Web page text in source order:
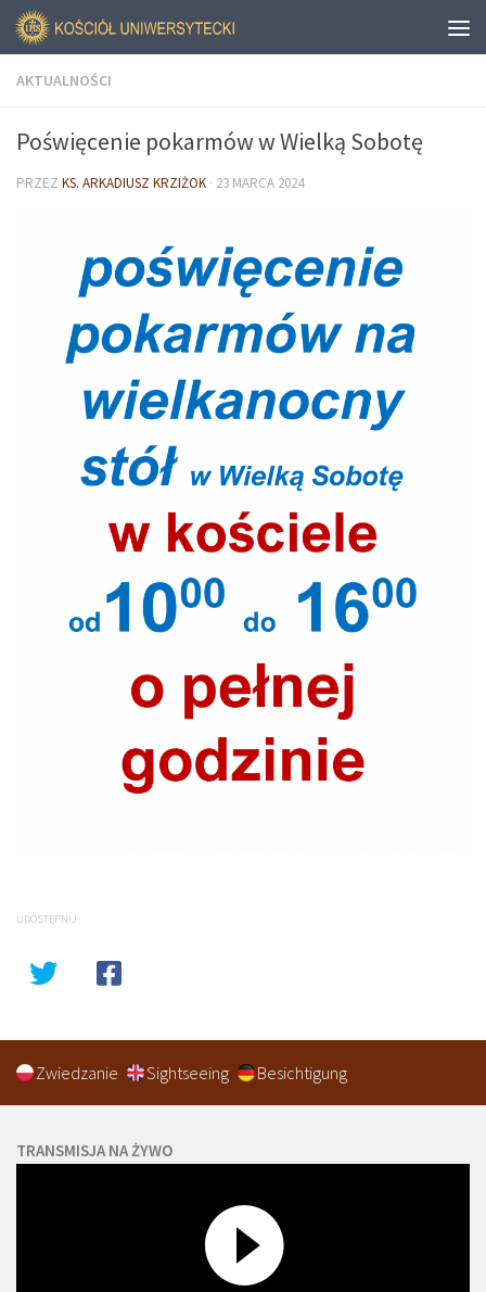
AKTUALNOŚCI
Poświęcenie pokarmów w Wielką Sobotę
PRZEZ KS. ARKADIUSZ KRZIŻOK · 23 MARCA 2024
UDOSTĘPNIJ
Zwiedzanie Sightseeing Besichtigung
TRANSMISJA NA ŻYWO